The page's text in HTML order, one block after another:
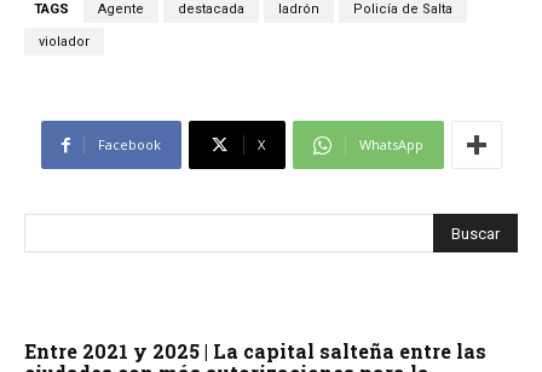
TAGS Agente destacada ladrón Policía de Salta
violador
Facebook X WhatsApp
Entre 2021 y 2025 | La capital salteña entre las